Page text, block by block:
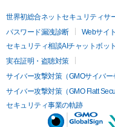
世界初総合ネットセキュリティサ
パスワード漏洩診断
Webサイ
セキュリティ相談AIチャットボット
実在証明・盗聴対策
サイバー攻撃対策（GMOサイバー
サイバー攻撃対策（GMO Flatt
セキュリティ事業の軌跡